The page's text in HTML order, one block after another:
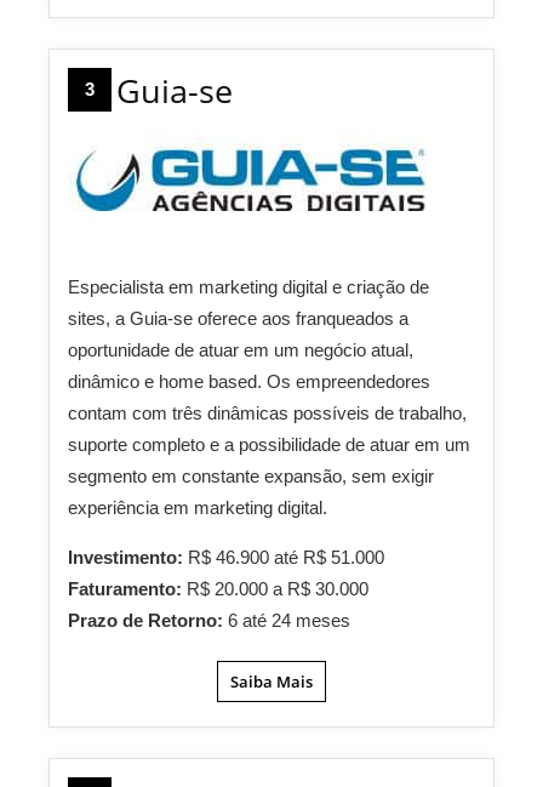
3 Guia-se
Especialista em marketing digital e criação de
sites, a Guia-se oferece aos franqueados a
oportunidade de atuar em um negócio atual,
dinâmico e home based. Os empreendedores
contam com três dinâmicas possíveis de trabalho,
suporte completo e a possibilidade de atuar em um
segmento em constante expansão, sem exigir
experiência em marketing digital.
Investimento: R$ 46.900 até R$ 51.000
Faturamento: R$ 20.000 a R$ 30.000
Prazo de Retorno: 6 até 24 meses
Saiba Mais